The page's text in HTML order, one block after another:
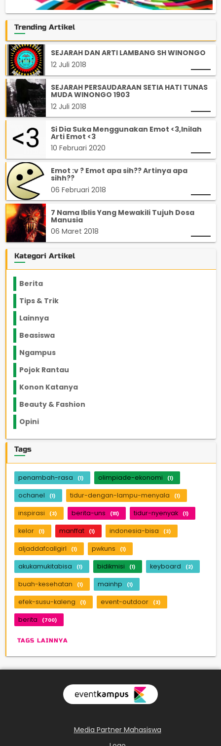
Trending Artikel
SEJARAH DAN ARTI LAMBANG SH WINONGO
12 Juli 2018
SEJARAH PERSAUDARAAN SETIA HATI TUNAS
MUDA WINONGO 1903
12 Juli 2018
Si Dia Suka Menggunakan Emot <3,Inilah
Arti Emot <3
10 Februari 2020
Emot :v ? Emot apa sih?? Artinya apa
sihh??
06 Februari 2018
7 Nama Iblis Yang Mewakili Tujuh Dosa
Manusia
06 Maret 2018
Kategori Artikel
Berita
Tips & Trik
Lainnya
Beasiswa
Ngampus
Pojok Rantau
Konon Katanya
Beauty & Fashion
Opini
Tags
penambah-rasa (1) olimpiade-ekonomi (1)
ochanel (1) tidur-dengan-lampu-menyala (1)
inspirasi (3) berita-uns (111) tidur-nyenyak (1)
kelor (1) manffat (1) indonesia-bisa (3)
aljaddafcallgirl (1) pwkuns (1)
akukamukitabisa (1) bidikmisi (1) keyboard (2)
buah-kesehatan (1) mainhp (1)
efek-susu-kaleng (1) event-outdoor (3)
berita (700)
TAGS LAINNYA
Media Partner Mahasiswa